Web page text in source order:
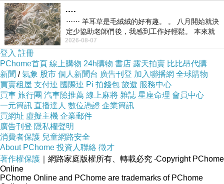
商品訊息:
品號：2175728
原廠正貨 品質保證
醫美藥妝熱銷品牌
….
⋯⋯ 羊耳草是毛絨絨的好有趣。 。 八月開始就決
定少協助老師們後，我感到工作好輕鬆。 本來就
不是我的工作啊。 真
2026-08-07
登入 註冊
PChome首頁 線上購物 24h購物 書店 露天拍賣 比比昂代購
新聞 /氣象 股市 個人新聞台 廣告刊登 加入聯播網 全球購物
買賣租屋 支付連 國際連 Pi 拍錢包 旅遊 服務中心
買車 旅行團 汽車險推薦 線上麻將 雜誌 星座命理 會員中心
一元簡訊 直播達人 數位憑證 企業簡訊
買網址 虛擬主機 企業郵件
廣告刊登 隱私權聲明
消費者保護 兒童網路安全
About PChome 投資人聯絡 徵才
著作權保護 ｜網路家庭版權所有、轉載必究 ‧Copyright PChome
Online
PChome Online and PChome are trademarks of PChome